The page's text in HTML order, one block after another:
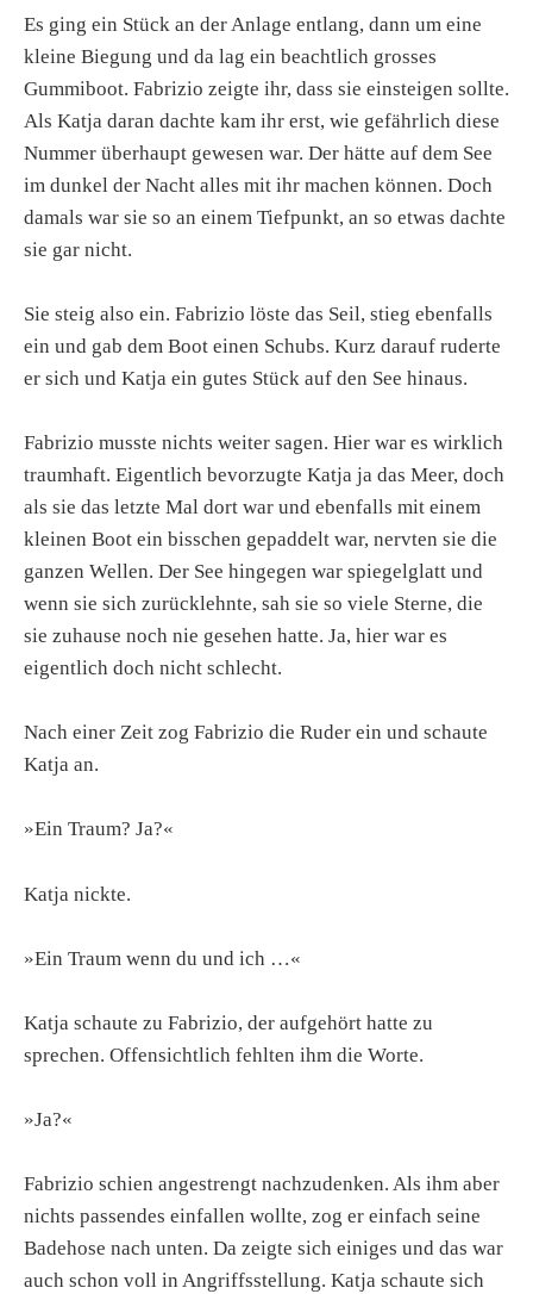
Es ging ein Stück an der Anlage entlang, dann um eine
kleine Biegung und da lag ein beachtlich grosses
Gummiboot. Fabrizio zeigte ihr, dass sie einsteigen sollte.
Als Katja daran dachte kam ihr erst, wie gefährlich diese
Nummer überhaupt gewesen war. Der hätte auf dem See
im dunkel der Nacht alles mit ihr machen können. Doch
damals war sie so an einem Tiefpunkt, an so etwas dachte
sie gar nicht.
Sie steig also ein. Fabrizio löste das Seil, stieg ebenfalls
ein und gab dem Boot einen Schubs. Kurz darauf ruderte
er sich und Katja ein gutes Stück auf den See hinaus.
Fabrizio musste nichts weiter sagen. Hier war es wirklich
traumhaft. Eigentlich bevorzugte Katja ja das Meer, doch
als sie das letzte Mal dort war und ebenfalls mit einem
kleinen Boot ein bisschen gepaddelt war, nervten sie die
ganzen Wellen. Der See hingegen war spiegelglatt und
wenn sie sich zurücklehnte, sah sie so viele Sterne, die
sie zuhause noch nie gesehen hatte. Ja, hier war es
eigentlich doch nicht schlecht.
Nach einer Zeit zog Fabrizio die Ruder ein und schaute
Katja an.
»Ein Traum? Ja?«
Katja nickte.
»Ein Traum wenn du und ich …«
Katja schaute zu Fabrizio, der aufgehört hatte zu
sprechen. Offensichtlich fehlten ihm die Worte.
»Ja?«
Fabrizio schien angestrengt nachzudenken. Als ihm aber
nichts passendes einfallen wollte, zog er einfach seine
Badehose nach unten. Da zeigte sich einiges und das war
auch schon voll in Angriffsstellung. Katja schaute sich